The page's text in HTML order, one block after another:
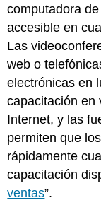
computadora
accesible en
Las
web o
electrónicas en
capacitación en
Internet, y las
permiten que
rápidamente
capacitación
ventas”.